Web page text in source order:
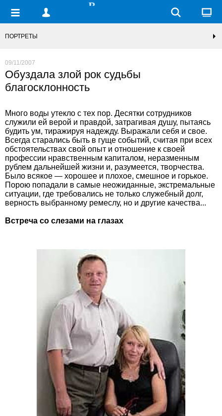
ПОРТРЕТЫ
09/11/2007
Обуздала злой рок судьбы
благосклонность
Много воды утекло с тех пор. Десятки сотрудников
служили ей верой и правдой, затрагивая душу, пытаясь
будить ум, тиражируя надежду. Выражали себя и свое.
Всегда старались быть в гуще событий, считая при всех
обстоятельствах свой опыт и отношение к своей
профессии нравственным капиталом, неразменным
рублем дальнейшей жизни и, разумеется, творчества.
Было всякое — хорошее и плохое, смешное и горькое.
Порою попадали в самые неожиданные, экстремальные
ситуации, где требовались не только служебный долг,
верность выбранному ремеслу, но и другие качества...
Встреча со слезами на глазах